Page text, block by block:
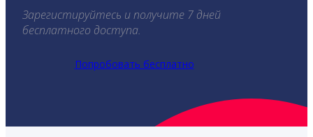
Зарегистируйтесь и получите 7 дней
бесплатного доступа.
Попробовать бесплатно